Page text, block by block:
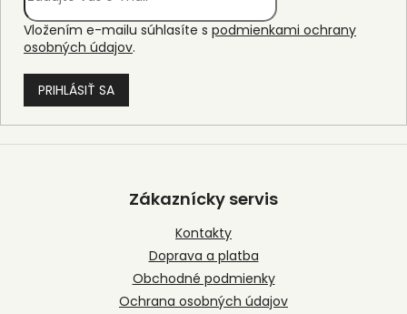
Vložením e-mailu súhlasíte s podmienkami ochrany
osobných údajov.
PRIHLÁSIŤ SA
Z
Zákaznícky servis
Kontakty
Doprava a platba
Obchodné podmienky
Ochrana osobných údajov